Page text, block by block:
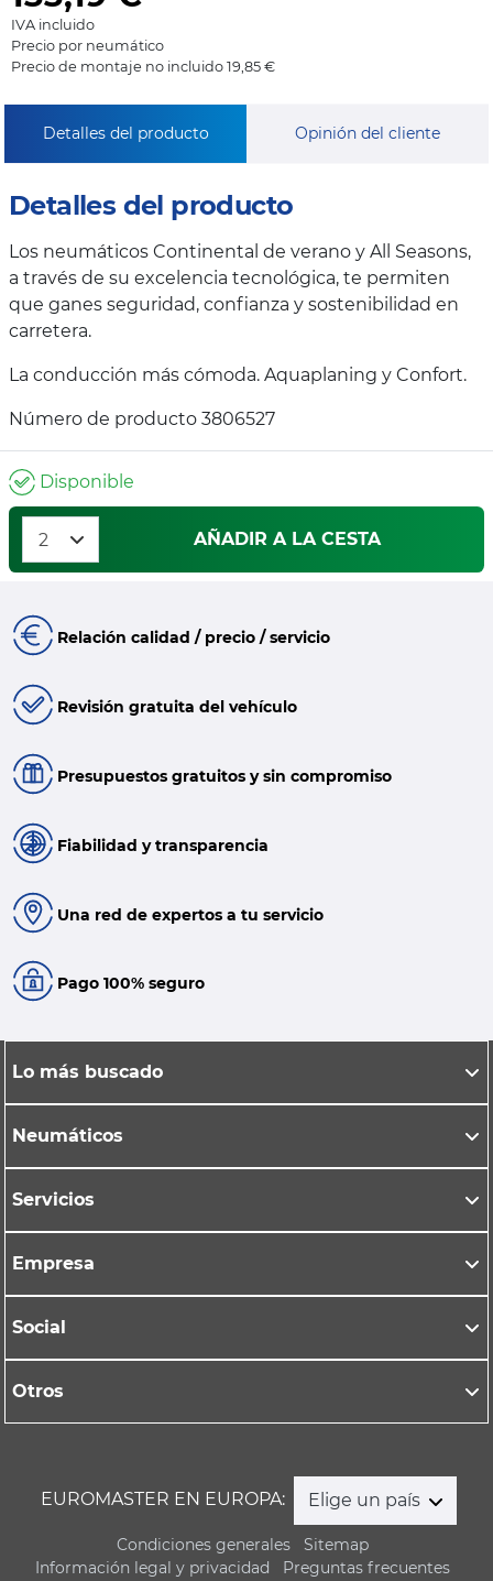
IVA incluido
Precio por neumático
Precio de montaje no incluido 19,85 €
Detalles del producto Opinión del cliente
Detalles del producto
Los neumáticos Continental de verano y All Seasons,
a través de su excelencia tecnológica, te permiten
que ganes seguridad, confianza y sostenibilidad en
carretera.
La conducción más cómoda. Aquaplaning y Confort.
Número de producto 3806527
Disponible
AÑADIR A LA CESTA
Relación calidad / precio / servicio
Revisión gratuita del vehículo
Presupuestos gratuitos y sin compromiso
Fiabilidad y transparencia
Una red de expertos a tu servicio
Pago 100% seguro
Lo más buscado
Neumáticos
Servicios
Empresa
Social
Otros
EUROMASTER EN EUROPA: Elige un país
Condiciones generales
Sitemap
Información legal y privacidad
Preguntas frecuentes